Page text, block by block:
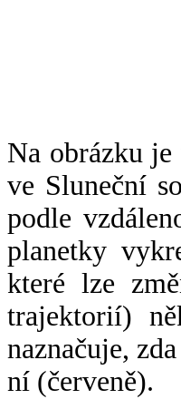
Na obrázku
ve Sluneční
podle
planetky
které lze
trajektorií)
naznačuje,
ní (červeně).